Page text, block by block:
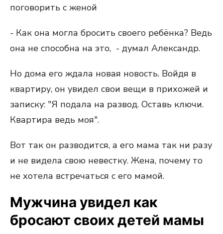
поговорить с женой
- Как она могла бросить своего ребёнка? Ведь
она не способна на это, - думал Александр.
Но дома его ждала новая новость. Войдя в
квартиру, он увидел свои вещи в прихожей и
записку: "Я подала на развод. Оставь ключи.
Квартира ведь моя".
Вот так он разводится, а его мама так ни разу
и не видела свою невестку. Жена, почему то
не хотела встречаться с его мамой.
Мужчина увидел как
бросают своих детей мамы